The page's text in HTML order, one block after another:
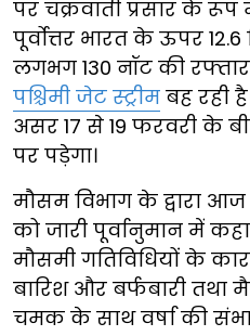
पर चक्रवाती प्रसार के
पूर्वोत्तर भारत के ऊपर
लगभग 130 नॉट की
पश्चिमी जेट स्ट्रीम बह रही
असर 17 से 19 फरवरी के
पर पड़ेगा।
मौसम विभाग के द्वारा
को जारी पूर्वानुमान में
मौसमी गतिविधियों के
बारिश और बर्फबारी तथा
चमक के साथ वर्षा की